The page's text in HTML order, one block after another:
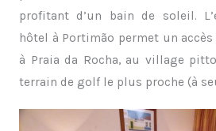
profitant d’un bain de soleil.
hôtel à Portimão permet un
à Praia da Rocha, au village
terrain de golf le plus proche (à